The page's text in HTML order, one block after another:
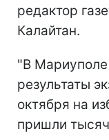
редактор
Калайтан.
"В
результаты
октября на
пришли